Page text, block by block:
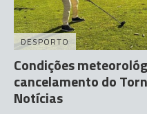
DESPORTO
Condições
cancelamento do
Notícias